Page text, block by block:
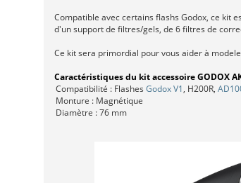
Compatible avec certains flashs Godox, ce kit
d'un support de filtres/gels, de 6 filtres de
Ce kit sera primordial pour vous aider à
Caractéristiques du kit accessoire GODOX
Compatibilité : Flashes Godox V1, H200R,
Monture : Magnétique
Diamètre : 76 mm